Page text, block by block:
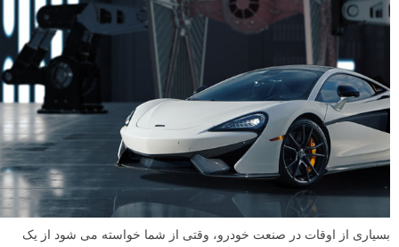
بسیاری از اوقات در صنعت خودرو، وقتی از شما خواسته می شود از یک